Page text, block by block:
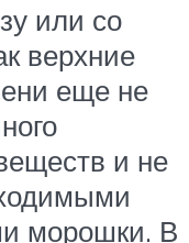
или со
верхние
еще не
и не
морошки. В